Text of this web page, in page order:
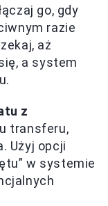
go, gdy
razie
aż
a system
z
transferu,
Użyj opcji
w systemie